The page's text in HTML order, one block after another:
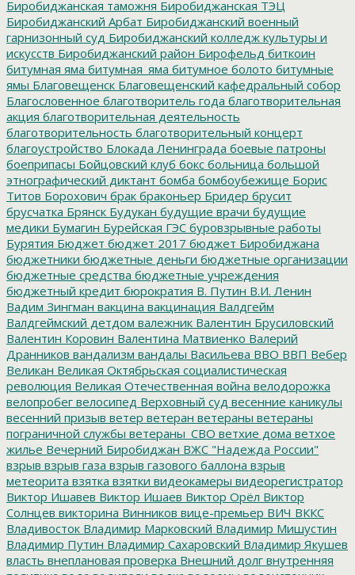
Биробиджанская таможня Биробиджанская ТЭЦ
Биробиджанский Арбат Биробиджанский военный
гарнизонный суд Биробиджанский колледж культуры и
искусств Биробиджанский район Бирофельд биткоин
битумная яма битумная_яма битумное болото битумные
ямы Благовещенск Благовещенский кафедральный собор
Благословенное благотворитель года благотворительная
акция благотворительная деятельность
благотворительность благотворительный концерт
благоустройство Блокада Ленинграда боевые патроны
боеприпасы Бойцовский клуб бокс больница большой
этнографический диктант бомба бомбоубежище Борис
Титов Борохович брак браконьер Бридер брусит
брусчатка Брянск Будукан будущие врачи будущие
медики Бумагин Бурейская ГЭС буровзрывные работы
Бурятия Бюджет бюджет 2017 бюджет Биробиджана
бюджетники бюджетные деньги бюджетные организации
бюджетные средства бюджетные учреждения
бюджетный кредит бюрократия В. Путин В.И. Ленин
Вадим Зингман вакцина вакцинация Валдгейм
Валдгеймский детдом валежник Валентин Брусиловский
Валентин Коровин Валентина Матвиенко Валерий
Дранников вандализм вандалы Васильева ВВО ВВП Вебер
Великан Великая Октябрьская социалистическая
революция Великая Отечественная война велодорожка
велопробег велосипед Верховный суд весенние каникулы
весенний призыв ветер ветеран ветераны ветераны
пограничной службы ветераны_СВО ветхие дома ветхое
жилье Вечерний Биробиджан ВЖС "Надежда России"
взрыв взрыв газа взрыв газового баллона взрыв
метеорита взятка взятки видеокамеры видеорегистратор
Виктор Ишавев Виктор Ишаев Виктор Орёл Виктор
Солнцев викторина Винников вице-премьер ВИЧ ВККС
Владивосток Владимир Марковский Владимир Мишустин
Владимир Путин Владимир Сахаровский Владимир Якушев
власть внеплановая проверка Внешний долг внутренняя